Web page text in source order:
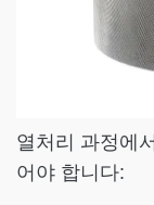
열처리 과정에
어야 합니다: